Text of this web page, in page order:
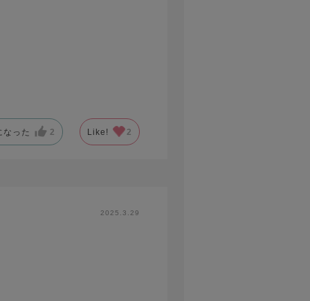
なった 2 Like! 2
2025.3.29